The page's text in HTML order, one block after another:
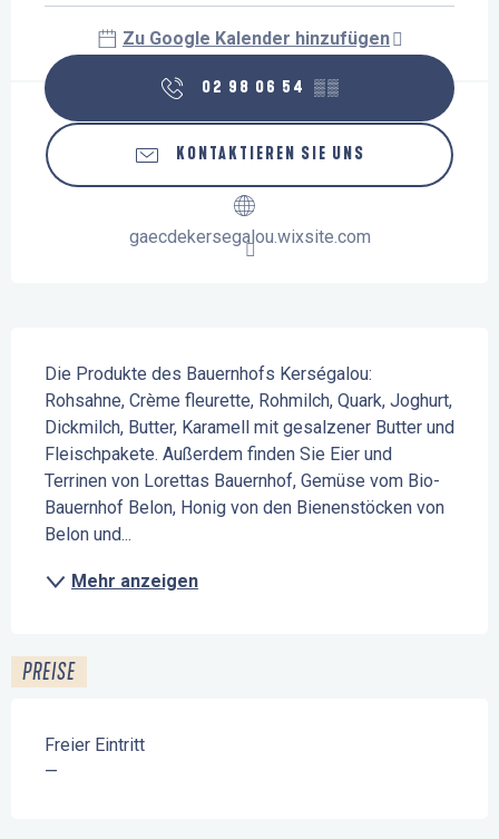
Zu Google Kalender hinzufügen
02 98 06 54 ▒▒
KONTAKTIEREN SIE UNS
gaecdekersegalou.wixsite.com
Die Produkte des Bauernhofs Kerségalou:
Rohsahne, Crème fleurette, Rohmilch, Quark, Joghurt,
Dickmilch, Butter, Karamell mit gesalzener Butter und
Fleischpakete. Außerdem finden Sie Eier und
Terrinen von Lorettas Bauernhof, Gemüse vom Bio-
Bauernhof Belon, Honig von den Bienenstöcken von
Belon und...
Mehr anzeigen
PREISE
Freier Eintritt
—